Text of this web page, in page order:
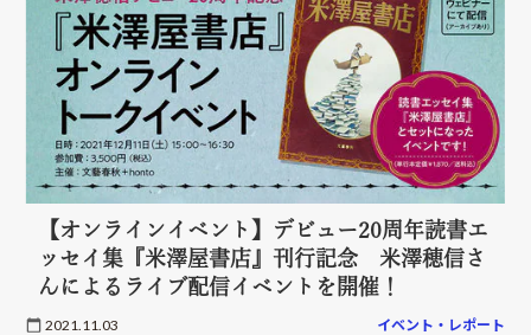
【オンラインイベント】デビュー20周年読書エ
ッセイ集『米澤屋書店』刊行記念 米澤穂信さ
んによるライブ配信イベントを開催！
2021.11.03 イベント・レポート